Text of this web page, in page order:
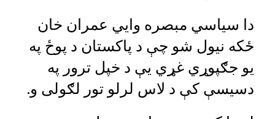
دا سیاسي مبصره وایي عمران خان
ځکه نیول شو چې د پاکستان د پوځ په
یو جګپوړي غړي یې د خپل ترور په
دسیسې کې د لاس لرلو تور لګولی و.